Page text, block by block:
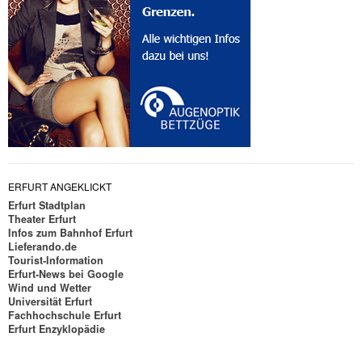
ERFURT ANGEKLICKT
Erfurt Stadtplan
Theater Erfurt
Infos zum Bahnhof Erfurt
Lieferando.de
Tourist-Information
Erfurt-News bei Google
Wind und Wetter
Universität Erfurt
Fachhochschule Erfurt
Erfurt Enzyklopädie